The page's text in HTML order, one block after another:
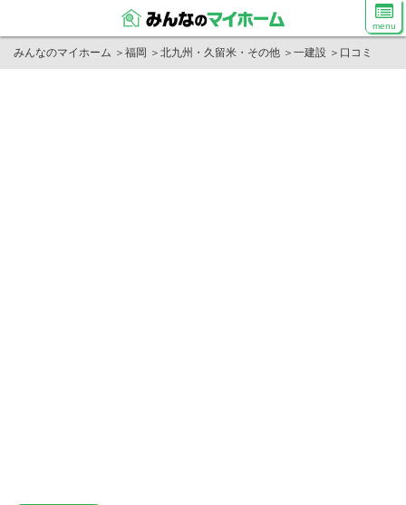
menu
みんなのマイホーム ＞ 福岡 ＞ 北九州・久留米・その他 ＞ 一建設 ＞ 口コミ